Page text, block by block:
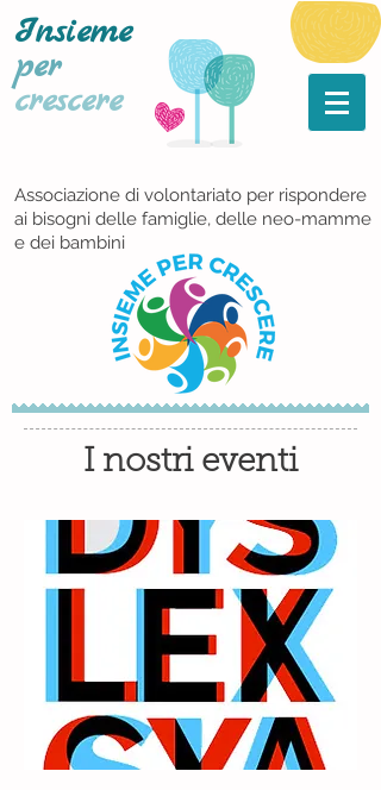
Insieme
per
crescere
Associazione di volontariato per rispondere
ai bisogni delle famiglie, delle neo-mamme
e dei bambini
I nostri eventi